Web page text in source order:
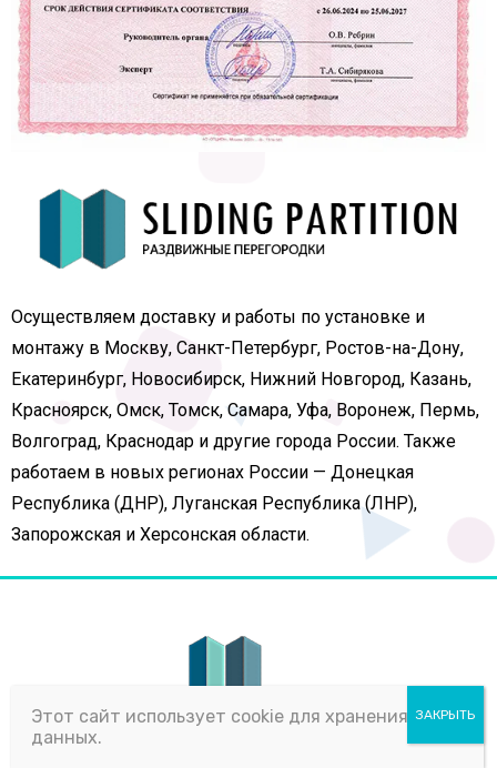
Осуществляем доставку и работы по установке и
монтажу в Москву, Санкт-Петербург, Ростов-на-Дону,
Екатеринбург, Новосибирск, Нижний Новгород, Казань,
Красноярск, Омск, Томск, Самара, Уфа, Воронеж, Пермь,
Волгоград, Краснодар и другие города России. Также
работаем в новых регионах России — Донецкая
Республика (ДНР), Луганская Республика (ЛНР),
Запорожская и Херсонская области.
Sliding Partititon – это динамично развивающаяся
Этот сайт использует cookie для хранения
данных.